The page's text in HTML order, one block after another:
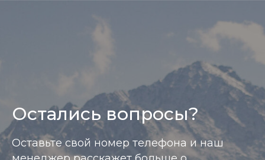
Остались вопросы?
Оставьте свой номер телефона и наш